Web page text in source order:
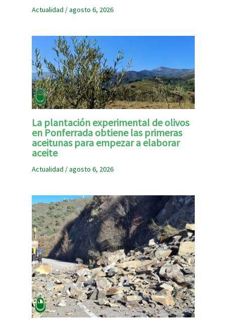
Actualidad /agosto 6, 2026
La plantación experimental de olivos
en Ponferrada obtiene las primeras
aceitunas para empezar a elaborar
aceite
Actualidad /agosto 6, 2026